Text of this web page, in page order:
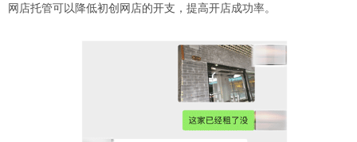
网店托管可以降低初创网店的开支，提高开店成功率。